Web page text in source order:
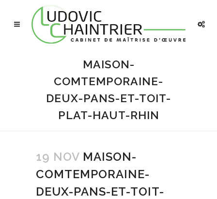
MAISON-
COMTEMPORAINE-
DEUX-PANS-ET-TOIT-
PLAT-HAUT-RHIN
19 NOV MAISON-
COMTEMPORAINE-
DEUX-PANS-ET-TOIT-